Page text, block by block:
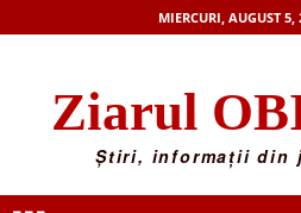
MIERCURI, AUGUST 5,
Ziarul
Știri, informații din